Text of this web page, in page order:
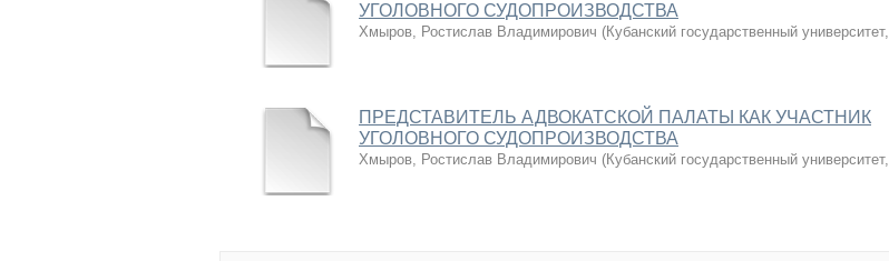
УГОЛОВНОГО СУДОПРОИЗВОДСТВА
Хмыров, Ростислав Владимирович (Кубанский государственный университет,
ПРЕДСТАВИТЕЛЬ АДВОКАТСКОЙ ПАЛАТЫ КАК УЧАСТНИК
УГОЛОВНОГО СУДОПРОИЗВОДСТВА
Хмыров, Ростислав Владимирович (Кубанский государственный университет,